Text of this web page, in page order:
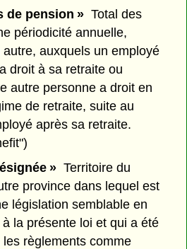
de pension » Total des
périodicité annuelle,
auxquels un employé
droit à sa retraite ou
autre personne a droit en
de retraite, suite au
après sa retraite.
» Territoire du
province dans lequel est
législation semblable en
la présente loi et qui a été
règlements comme